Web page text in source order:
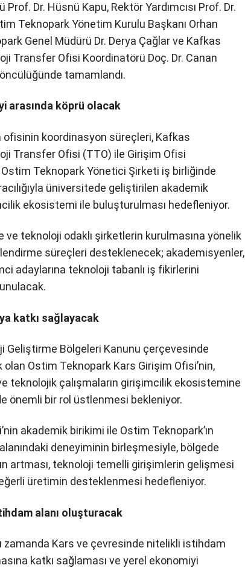
Dr. Hüsnü Kapu, Rektör Yardımcısı Prof. Dr.
Teknopark Yönetim Kurulu Başkanı Orhan
Genel Müdürü Dr. Derya Çağlar ve Kafkas
Transfer Ofisi Koordinatörü Doç. Dr. Canan
tamamlandı.
arasında köprü olacak
ofisinin koordinasyon süreçleri, Kafkas
Transfer Ofisi (TTO) ile Girişim Ofisi
Teknopark Yönetici Şirketi iş birliğinde
üniversitede geliştirilen akademik
ekosistemi ile buluşturulması hedefleniyor.
ve teknoloji odaklı şirketlerin kurulmasına yönelik
süreçleri desteklenecek; akademisyenler,
adaylarına teknoloji tabanlı iş fikirlerini
katkı sağlayacak
Geliştirme Bölgeleri Kanunu çerçevesinde
Ostim Teknopark Kars Girişim Ofisi’nin,
teknolojik çalışmaların girişimcilik ekosistemine
önemli bir rol üstlenmesi bekleniyor.
akademik birikimi ile Ostim Teknopark’ın
deneyiminin birleşmesiyle, bölgede
artması, teknoloji temelli girişimlerin gelişmesi
üretimin desteklenmesi hedefleniyor.
alanı oluşturacak
zamanda Kars ve çevresinde nitelikli istihdam
katkı sağlaması ve yerel ekonomiyi